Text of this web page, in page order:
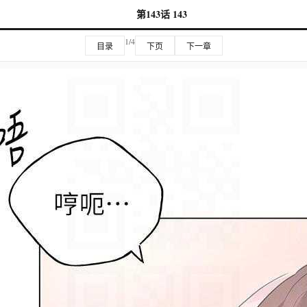
第143话 143
目录 1/4 下页 下一章